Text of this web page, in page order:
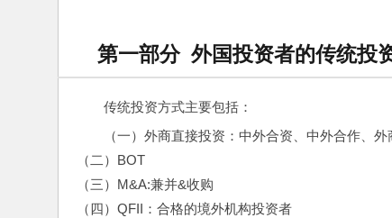
第一部分 外国投资者的传统投
传统投资方式主要包括：
（一）外商直接投资：中外合资、中外合作、
（二）BOT
（三）M&A:兼并&收购
（四）QFII：合格的境外机构投资者